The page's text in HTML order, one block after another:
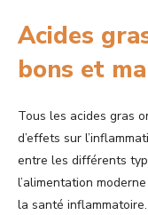
Acides
bons et
Tous les acides gras
d’effets sur
entre les différents
l’alimentation
la santé inflammatoire.